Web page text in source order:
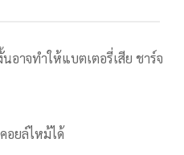
อาจทำให้แบตเตอรี่เสีย ชาร์จ
อยล์ไหม้ได้